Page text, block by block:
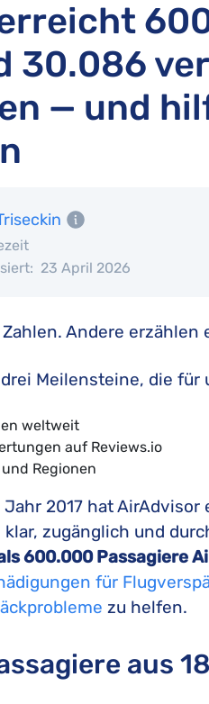
30.086
— und
23 April 2026
Andere erzählen
Meilensteine, die für
weltweit
auf Reviews.io
Regionen
2017 hat
zugänglich und
600.000 Passagiere
für
zu helfen.
aus